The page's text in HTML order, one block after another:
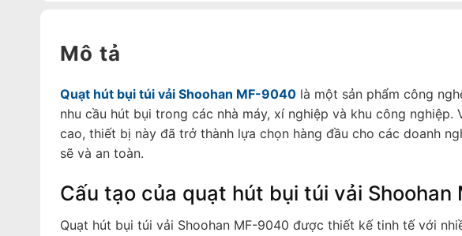
Mô tả
Quạt hút bụi túi vải Shoohan MF-9040là một sản phẩm công
nhu cầu hút bụi trong các nhà máy, xí nghiệp và khu công nghiệp.
cao, thiết bị này đã trở thành lựa chọn hàng đầu cho các doanh
sẽ và an toàn.
Cấu tạo của quạt hút bụi túi vải Shoohan
Quạt hút bụi túi vải Shoohan MF-9040 được thiết kế tinh tế với